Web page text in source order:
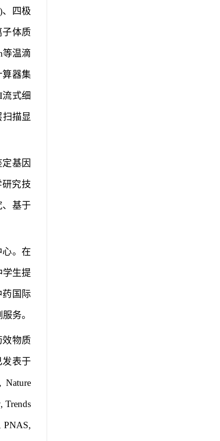
、四极
体质
等温滴
器集
流式细
描显
基因
究技
基于
。在
学生提
国际
务。
物质
表于
Nature
Trends
PNAS,